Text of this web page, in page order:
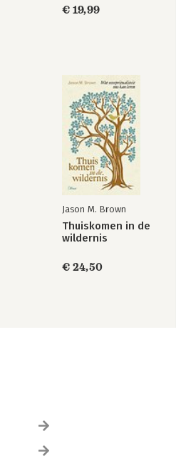
€ 19,99
Jason M. Brown
Thuiskomen in de
wildernis
€ 24,50